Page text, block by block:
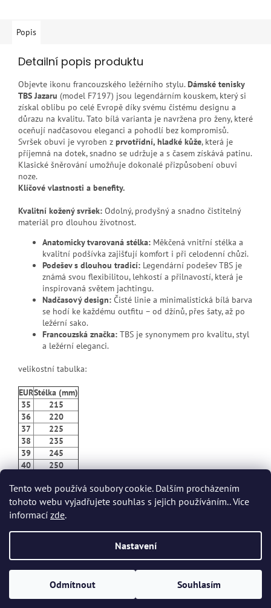
Tento web používá soubory cookie. Dalším procházením
tohoto webu vyjadřujete souhlas s jejich používáním.. Více
informací zde.
Nastavení
Odmítnout Souhlasím
Popis
Detailní popis produktu
Objevte ikonu francouzského ležérního stylu. Dámské tenisky
TBS Jazaru (model F7197) jsou legendárním kouskem, který si
získal oblibu po celé Evropě díky svému čistému designu a
důrazu na kvalitu. Tato bílá varianta je navržena pro ženy, které
oceňují nadčasovou eleganci a pohodlí bez kompromisů.
Svršek obuvi je vyroben z prvotřídní, hladké kůže, která je
příjemná na dotek, snadno se udržuje a s časem získává patinu.
Klasické šněrování umožňuje dokonalé přizpůsobení obuvi
noze.
Klíčové vlastnosti a benefity.
Kvalitní kožený svršek: Odolný, prodyšný a snadno čistitelný
materiál pro dlouhou životnost.
Anatomicky tvarovaná stélka: Měkčená vnitřní stélka a
kvalitní podšívka zajišťují komfort i při celodenní chůzi.
Podešev s dlouhou tradicí: Legendární podešev TBS je
známá svou flexibilitou, lehkostí a přilnavostí, která je
inspirovaná světem jachtingu.
Nadčasový design: Čisté linie a minimalistická bílá barva
se hodí ke každému outfitu – od džínů, přes šaty, až po
ležérní sako.
Francouzská značka: TBS je synonymem pro kvalitu, styl
a ležérní eleganci.
velikostní tabulka:
EURStélka (mm)
35
215
36
220
37
225
38
235
39
245
40
250
Copyright 2026Dvort.cz - Zdravotnické potřeby. Všechna práva